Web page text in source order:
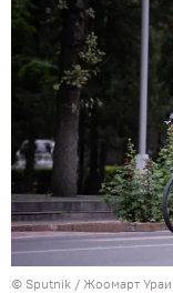
© Sputnik / Жоомарт